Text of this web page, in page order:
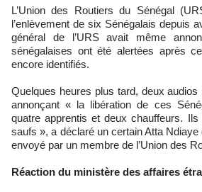
L’Union des Routiers du Sénégal (URS) avait annoncé hier
l’enlèvement de six Sénégalais depuis
général de l’URS avait même
sénégalaises ont été alertées après
encore identifiés.
Quelques heures plus tard, deux
annonçant « la libération de ces
quatre apprentis et deux chauffeurs.
saufs », a déclaré un certain Atta
envoyé par un membre de l’Union des
Réaction du ministère des affaires